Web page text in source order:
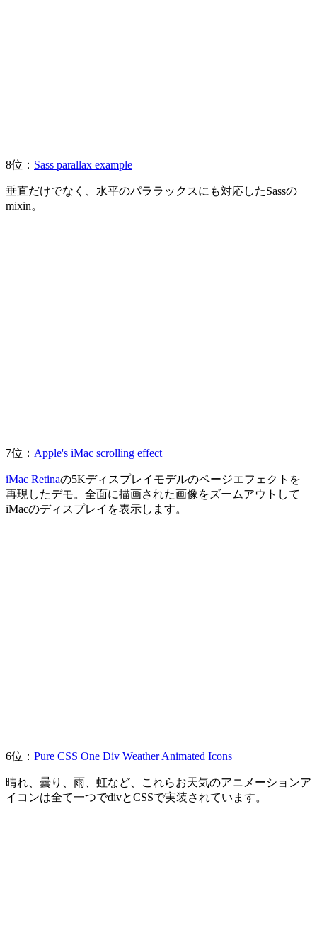
8位： Sass parallax example
垂直だけでなく、水平のパララックスにも対応したSassの
mixin。
7位： Apple's iMac scrolling effect
iMac Retinaの5Kディスプレイモデルのページエフェクトを
再現したデモ。全面に描画された画像をズームアウトして
iMacのディスプレイを表示します。
6位： Pure CSS One Div Weather Animated Icons
晴れ、曇り、雨、虹など、これらお天気のアニメーションア
イコンは全て一つでdivとCSSで実装されています。